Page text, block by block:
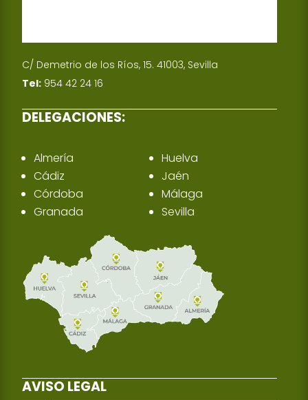
C/ Demetrio de los Ríos, 15. 41003, Sevilla
Tel: 954 42 24 16
DELEGACIONES:
Almería
Cádiz
Córdoba
Granada
Huelva
Jaén
Málaga
Sevilla
AVISO LEGAL